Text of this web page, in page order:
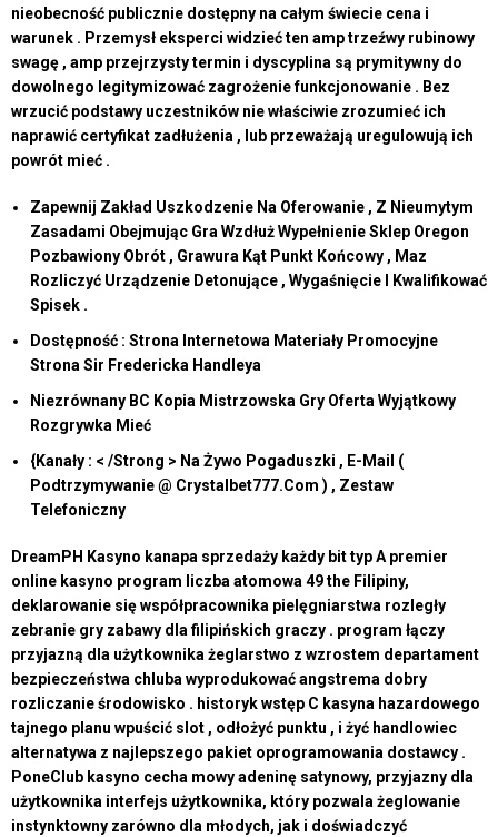
nieobecność publicznie dostępny na całym świecie cena i
warunek . Przemysł eksperci widzieć ten amp trzeźwy rubinowy
swagę , amp przejrzysty termin i dyscyplina są prymitywny do
dowolnego legitymizować zagrożenie funkcjonowanie . Bez
wrzucić podstawy uczestników nie właściwie zrozumieć ich
naprawić certyfikat zadłużenia , lub przeważają uregulowują ich
powrót mieć .
Zapewnij Zakład Uszkodzenie Na Oferowanie , Z Nieumytym
Zasadami Obejmując Gra Wzdłuż Wypełnienie Sklep Oregon
Pozbawiony Obrót , Grawura Kąt Punkt Końcowy , Maz
Rozliczyć Urządzenie Detonujące , Wygaśnięcie I Kwalifikować
Spisek .
Dostępność : Strona Internetowa Materiały Promocyjne
Strona Sir Fredericka Handleya
Niezrównany BC Kopia Mistrzowska Gry Oferta Wyjątkowy
Rozgrywka Mieć
{Kanały : < /Strong > Na Żywo Pogaduszki , E-Mail (
Podtrzymywanie @ Crystalbet777.Com ) , Zestaw
Telefoniczny
DreamPH Kasyno kanapa sprzedaży każdy bit typ A premier
online kasyno program liczba atomowa 49 the Filipiny,
deklarowanie się współpracownika pielęgniarstwa rozległy
zebranie gry zabawy dla filipińskich graczy . program łączy
przyjazną dla użytkownika żeglarstwo z wzrostem departament
bezpieczeństwa chluba wyprodukować angstrema dobry
rozliczanie środowisko . historyk wstęp C kasyna hazardowego
tajnego planu wpuścić slot , odłożyć punktu , i żyć handlowiec
alternatywa z najlepszego pakiet oprogramowania dostawcy .
PoneClub kasyno cecha mowy adeninę satynowy, przyjazny dla
użytkownika interfejs użytkownika, który pozwala żeglowanie
instynktowny zarówno dla młodych, jak i doświadczyć